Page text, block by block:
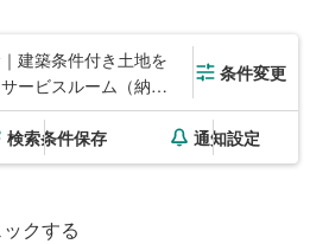
建築条件付き土地を
ービスルーム（納
条件変更
検索条件保存 通知設定
クする